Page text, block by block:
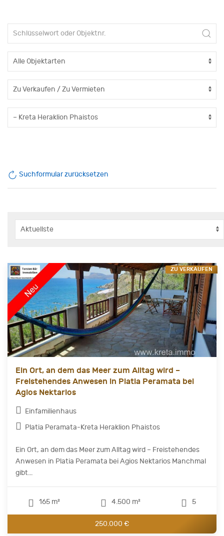
Suchformular zurücksetzen
Ein Ort, an dem das Meer zum Alltag wird –
Freistehendes Anwesen in Platia Peramata bei
Agios Nektarios
Einfamilienhaus
Platia Peramata-Kreta Heraklion Phaistos
Ein Ort, an dem das Meer zum Alltag wird – Freistehendes
Anwesen in Platia Peramata bei Agios Nektarios Manchmal
gibt...
165 m² 4.500 m² 5
250.000 €
ZU VERKAUFEN